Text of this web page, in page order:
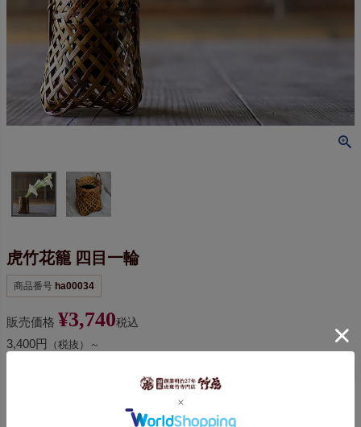
虎竹花籠 四目一輪
商品番号 ha00034
販売価格 ¥3,740税込
3,400円 （税抜）～
カートに入れる